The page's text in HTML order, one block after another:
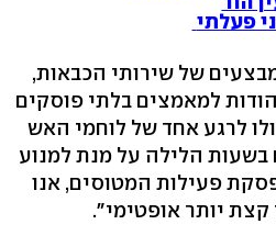
פעלתי
של שירותי הכבאות,
למאמצים בלתי פוסקים
לרגע אחד של לוחמי האש
הלילה על מנת למנוע
פעילות המטוסים, אנו
יותר אופטימי".